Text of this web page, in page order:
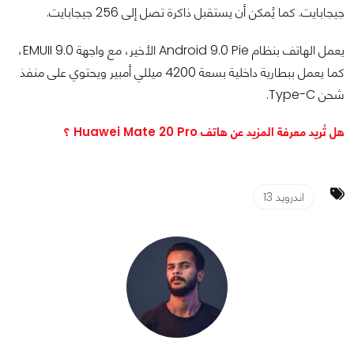
جيجابايت. كما يُمكن أن يستقبل ذاكرة تصل إلى 256 جيجابايت.
يعمل الهاتف بنظام Android 9.0 Pie الأخير، مع واجهة EMUII 9.0،
كما يعمل ببطارية داخلية بسعة 4200 ميللي أمبير ويحتوي على منفذ
شحن Type-C.
هل تُريد معرفة المزيد عن هاتف Huawei Mate 20 Pro ؟
اندرويد 13